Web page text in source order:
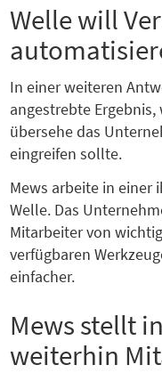
Welle will
In einer weiteren
angestrebte
übersehe das
eingreifen sollte.
Mews arbeite in einer
Welle. Das
Mitarbeiter von
verfügbaren
einfacher.
Mews stellt
weiterhin